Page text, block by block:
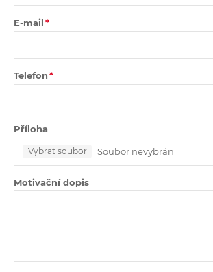
E-mail
Telefon
Příloha
Vybrat soubor Soubor nevybrán
Motivační dopis